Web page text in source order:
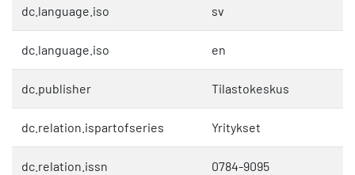
dc.language.iso sv
dc.language.iso en
dc.publisher Tilastokeskus
dc.relation.ispartofseries Yritykset
dc.relation.issn 0784-9095